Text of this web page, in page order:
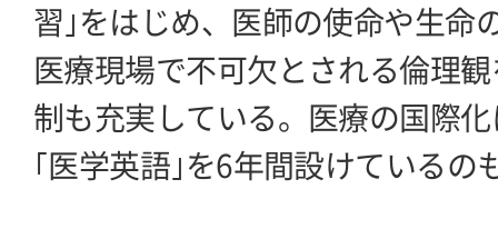
習｣をはじめ、医師の使命や生命
医療現場で不可欠とされる倫理
制も充実している。医療の国際
｢医学英語｣を6年間設けているの